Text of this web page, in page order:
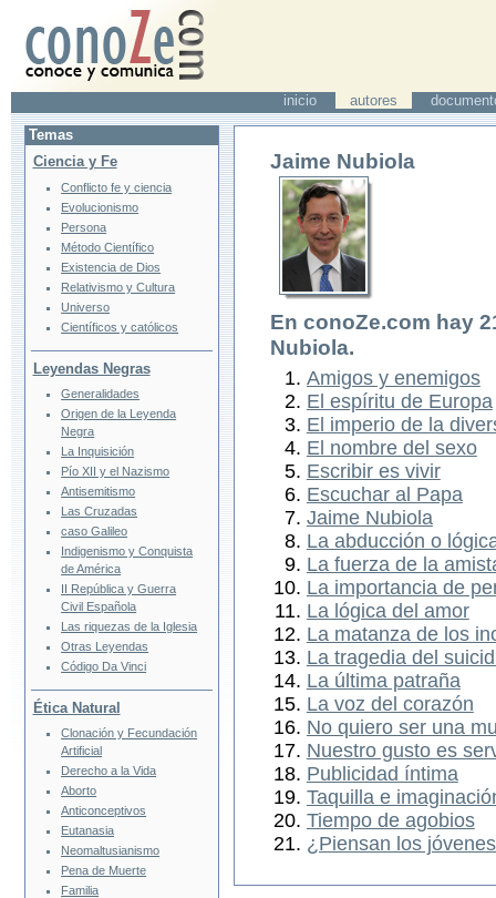
inicio autores
Jaime Nubiola
En conoZe.com hay
Nubiola.
Amigos y enemigos
El espíritu de Europa
El imperio de la
El nombre del sexo
Escribir es vivir
Escuchar al Papa
Jaime Nubiola
La abducción o
La fuerza de la
La importancia de
La lógica del amor
La matanza de los
La tragedia del
La última patraña
La voz del corazón
No quiero ser una
Nuestro gusto es
Publicidad íntima
Taquilla e
Tiempo de agobios
¿Piensan los
Temas
Ciencia y Fe
Conflicto fe y ciencia
Evolucionismo
Persona
Método Científico
Existencia de Dios
Relativismo y Cultura
Universo
Científicos y católicos
Leyendas Negras
Generalidades
Origen de la Leyenda
Negra
La Inquisición
Pío XII y el Nazismo
Antisemitismo
Las Cruzadas
caso Galileo
Indigenismo y Conquista
de América
II República y Guerra
Civil Española
Las riquezas de la Iglesia
Otras Leyendas
Código Da Vinci
Ética Natural
Clonación y Fecundación
Artificial
Derecho a la Vida
Aborto
Anticonceptivos
Eutanasia
Neomaltusianismo
Pena de Muerte
Familia